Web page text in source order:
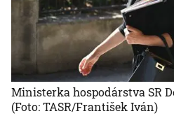
Ministerka hospodárstva SR
(Foto: TASR/František Iván)